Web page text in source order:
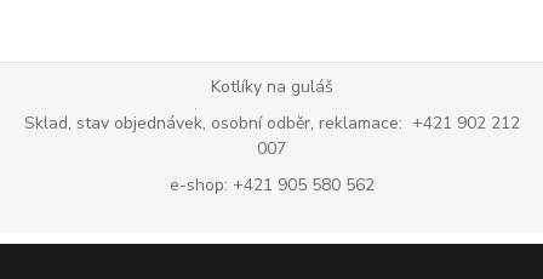
Kotlíky na guláš
Sklad, stav objednávek, osobní odběr, reklamace: +421 902 212
007
e-shop: +421 905 580 562